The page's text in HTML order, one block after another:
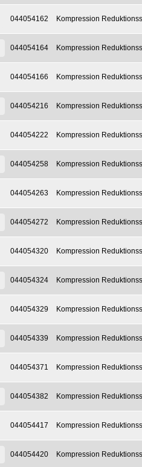
044054162 Kompression
044054164 Kompression
044054166 Kompression
044054216 Kompression
044054222 Kompression
044054258 Kompression
044054263 Kompression
044054272 Kompression
044054320 Kompression
044054324 Kompression
044054329 Kompression
044054339 Kompression
044054371 Kompression
044054382 Kompression
044054417 Kompression
044054420 Kompression